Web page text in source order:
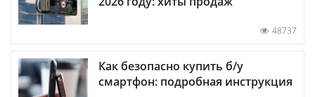
48737
Как безопасно купить б/у
смартфон: подробная инструкция